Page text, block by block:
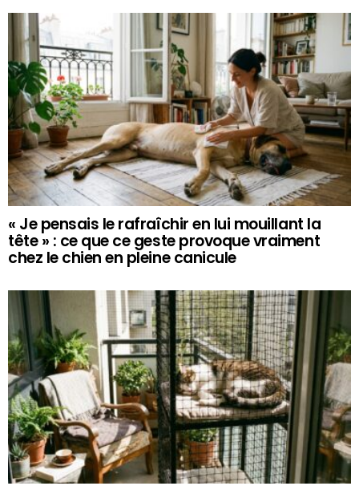
« Je pensais le rafraîchir en lui mouillant la
tête » : ce que ce geste provoque vraiment
chez le chien en pleine canicule